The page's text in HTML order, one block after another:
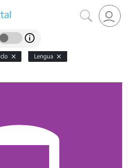
Lengua